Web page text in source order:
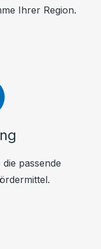
Ihrer Region.
passende